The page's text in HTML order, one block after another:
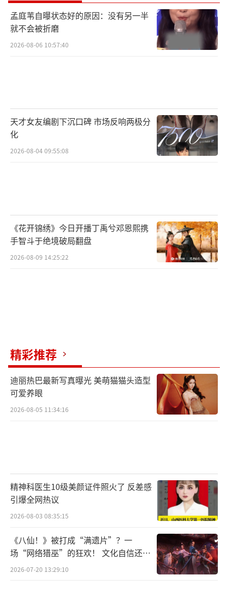
孟庭苇自曝状态好的原因：没有另一半
就不会被折磨
2026-08-06 10:57:40
天才女友编剧下沉口碑 市场反响两极分
化
2026-08-04 09:55:08
《花开锦绣》今日开播丁禹兮邓恩熙携
手智斗于绝境破局翻盘
2026-08-09 14:25:22
精彩推荐
迪丽热巴最新写真曝光 美萌猫猫头造型
可爱养眼
2026-08-05 11:34:16
精神科医生10级美颜证件照火了 反差感
引爆全网热议
2026-08-03 08:35:15
《八仙！》被打成“满遗片”？一
场“网络猎巫”的狂欢！ 文化自信还是
焦虑？
2026-07-20 13:29:10